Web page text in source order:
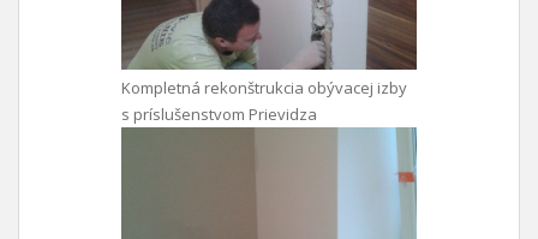
Kompletná rekonštrukcia obývacej izby
s príslušenstvom Prievidza